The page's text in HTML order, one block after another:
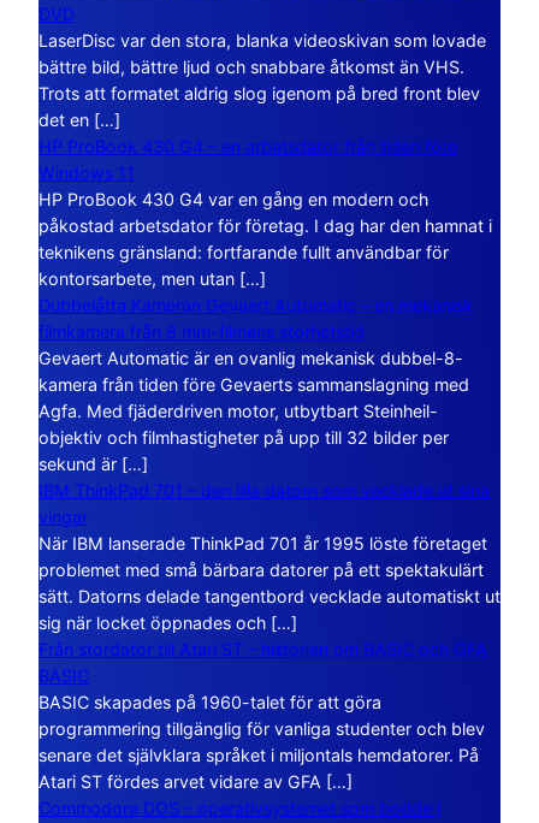
DVD
LaserDisc var den stora, blanka videoskivan som lovade
bättre bild, bättre ljud och snabbare åtkomst än VHS.
Trots att formatet aldrig slog igenom på bred front blev
det en […]
HP ProBook 430 G4 – en arbetsdator från tiden före
Windows 11
HP ProBook 430 G4 var en gång en modern och
påkostad arbetsdator för företag. I dag har den hamnat i
teknikens gränsland: fortfarande fullt användbar för
kontorsarbete, men utan […]
Dubbelåtta Kameran Gevaert Automatic – en mekanisk
filmkamera från 8 mm-filmens storhetstid
Gevaert Automatic är en ovanlig mekanisk dubbel-8-
kamera från tiden före Gevaerts sammanslagning med
Agfa. Med fjäderdriven motor, utbytbart Steinheil-
objektiv och filmhastigheter på upp till 32 bilder per
sekund är […]
IBM ThinkPad 701 – den lilla datorn som vecklade ut sina
vingar
När IBM lanserade ThinkPad 701 år 1995 löste företaget
problemet med små bärbara datorer på ett spektakulärt
sätt. Datorns delade tangentbord vecklade automatiskt ut
sig när locket öppnades och […]
Från stordator till Atari ST – historien om BASIC och GFA
BASIC
BASIC skapades på 1960-talet för att göra
programmering tillgänglig för vanliga studenter och blev
senare det självklara språket i miljontals hemdatorer. På
Atari ST fördes arvet vidare av GFA […]
Commodore DOS – operativsystemet som bodde i